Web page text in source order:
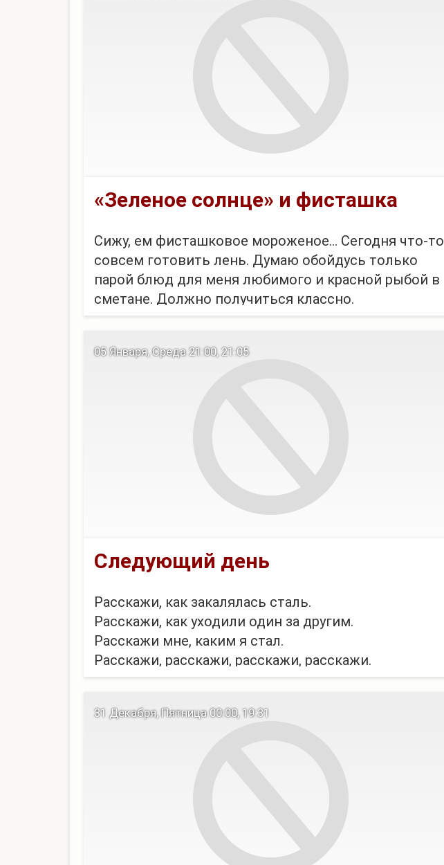
«Зеленое солнце» и фисташка
Сижу, ем фисташковое мороженое... Сегодня что-то
совсем готовить лень. Думаю обойдусь только
парой блюд для меня любимого и красной рыбой в
сметане. Должно получиться классно.
Потом документы по работе нужно заполнить.
1. Бесит что теперь нет опта и больш...
Следующий день
Расскажи, как закалялась сталь.
Расскажи, как уходили один за другим.
Расскажи мне, каким я стал.
Расскажи, расскажи, расскажи, расскажи.
Солнце, убей нас. Мы научились плавить и крошить
материальных проявлений страха.
05 Января, Среда 21:00, 21:05
31 Декабря, Пятница 00:00, 19:31